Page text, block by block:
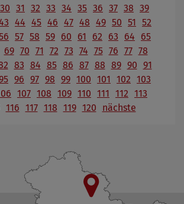
30 31 32 33 34 35 36 37 38 39
44 45 46 47 48 49 50 51
52
57 58 59 60 61 62 63 64
65
69 70 71 72 73 74 75 76 77 78
83 84 85 86 87 88 89 90 91
96 97 98 99 100 101 102 103
107 108 109 110 111 112 113
116 117 118 119 120 nächste